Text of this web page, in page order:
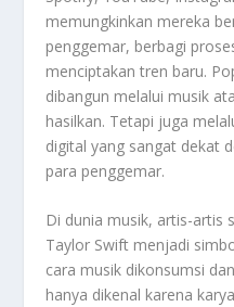
memungkinkan mereka
penggemar, berbagi
menciptakan tren baru.
dibangun melalui musik
hasilkan. Tetapi juga
digital yang sangat dekat
para penggemar.
Di dunia musik, artis-artis
Taylor Swift menjadi
cara musik dikonsumsi
hanya dikenal karena